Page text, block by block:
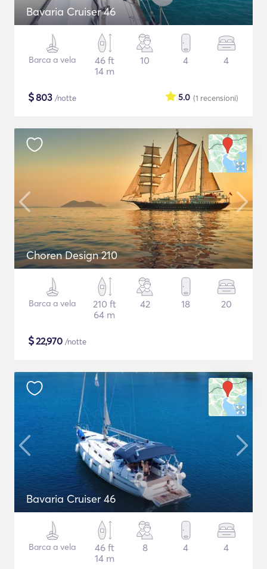
Bavaria Cruiser 46
Barca a vela
46 ft
14 m
10 4 4
$803 /notte (1 recensioni)
5.0
Choren Design 210
Barca a vela
210 ft
64 m
42 18 20
$22,970 /notte
Bavaria Cruiser 46
Barca a vela
46 ft
14 m
8 4 4